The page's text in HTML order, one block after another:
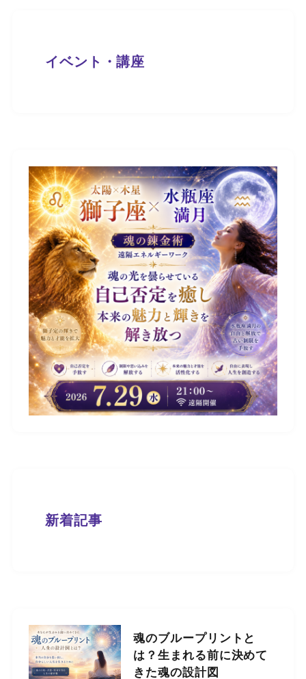
イベント・講座
新着記事
魂のブループリントと
は？生まれる前に決めて
きた魂の設計図